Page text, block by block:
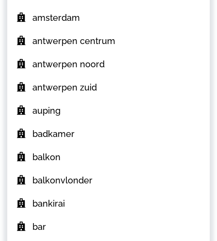
amsterdam
antwerpen centrum
antwerpen noord
antwerpen zuid
auping
badkamer
balkon
balkonvlonder
bankirai
bar